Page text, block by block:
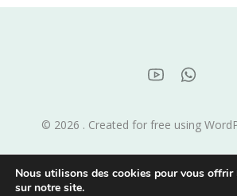
© 2026 . Created for free using
Nous utilisons des cookies pour vous offrir
sur notre site.